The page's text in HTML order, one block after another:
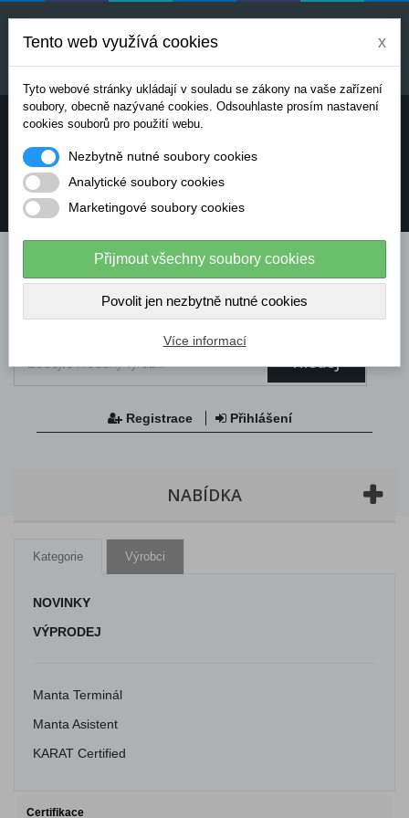
Uvedené ceny jsou orientační a mohou se měnit v
závislosti na aktuálních cenách výrobců a
dodavatelů. Pro přesnou cenovou nabídku prosím
Potřebujete poradit? Chcete objednávat telefonicky:
info@dataflex-security.com
Hledej
Registrace Přihlášení
NABÍDKA
Kategorie Výrobci
NOVINKY
VÝPRODEJ
Manta Terminál
Manta Asistent
KARAT Certified
Certifikace
Tento web využívá cookies x
Tyto webové stránky ukládají v souladu se zákony na vaše zařízení
soubory, obecně nazývané cookies. Odsouhlaste prosím nastavení
cookies souborů pro použití webu.
Nezbytně nutné soubory cookies
Analytické soubory cookies
Marketingové soubory cookies
Přijmout všechny soubory cookies
Povolit jen nezbytně nutné cookies
Více informací